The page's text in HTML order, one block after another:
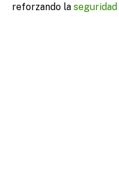
reforzando la seguridad